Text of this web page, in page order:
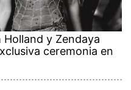
Holland y Zendaya
ceremonia en